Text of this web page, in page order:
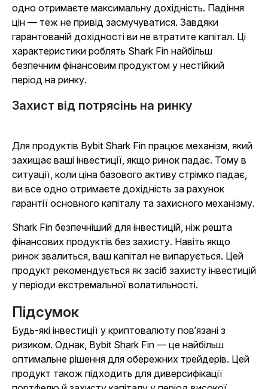
одно отримаєте максимальну дохідність. Падіння
цін — теж не привід засмучуватися. Завдяки
гарантованій дохідності ви не втратите капітал. Ці
характеристики роблять Shark Fin найбільш
безпечним фінансовим продуктом у нестійкий
період на ринку.
Захист від потрясінь на ринку
Для продуктів Bybit Shark Fin працює механізм, який
захищає ваші інвестиції, якщо ринок падає. Тому в
ситуації, коли ціна базового активу стрімко падає,
ви все одно отримаєте дохідність за рахунок
гарантії основного капіталу та захисного механізму.
Shark Fin безпечніший для інвестицій, ніж решта
фінансових продуктів без захисту. Навіть якщо
ринок звалиться, ваш капітал не випарується. Цей
продукт рекомендується як засіб захисту інвестицій
у періоди екстремальної волатильності.
Підсумок
Будь-які інвестиції у криптовалюту повʼязані з
ризиком. Однак, Bybit Shark Fin — це найбільш
оптимальне рішення для обережних трейдерів. Цей
продукт також підходить для диверсифікації